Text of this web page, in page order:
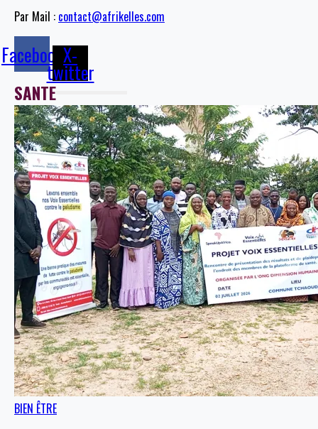
Par Mail : contact@afrikelles.com
FacebookX-
twitter
SANTE
BIEN ÊTRE